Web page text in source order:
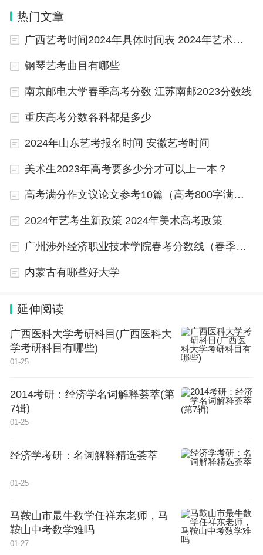
高考是要考体育的，但是否会纳入高考成绩还需要根
据国家相关政策而定。现在很多地区都会有体育会
者体育类考生，在会考上只要合格就可以了。
相关地区出台政策：
科目考试方案（2021年修订）》（下称方案）确
定，自2022年起，调整中考体育科目考试方式为必
考体育总分也将于2024年起增加至60分。
方案规定，必考项目是指考生必须参加的考试项目，
考试项目，最终得分＝必考项目得分＋选考项目得
分，计入学生中考总分。
其中2022-2023年体育科目考试分值总分为50分，必
考项目为男生1000米跑、女生800米跑，分值30分；
选考项目分值20分，三个项目分别是坐位体前屈、
一分钟跳绳、50米游泳。从2024年起，体育总分为6
值30分；选考项目为一分钟跳绳、50米游泳、足
球、篮球、排球，分值30分。
方案提出，从2025年起，建立每三年为一个周期的
动态调整机制，评分标准将视全省近三年总体考试成
绩的波动趋势予以适当调整，有效激发学生运动兴
热门文章
广西艺考时间2024年具体时间表 2024年艺术高考时间
钢琴艺考曲目有哪些
南京邮电大学春季高考分数 江苏南邮2023分数线
重庆高考分数各科都是多少
2024年山东艺考报名时间 安徽艺考时间
美术生2023年高考要多少分才可以上一本？
高考满分作文议论文参考10篇（高考800字满分作文参考(10篇)）
2024年艺考生新政策 2024年美术高考政策
广州涉外经济职业技术学院春考分数线（春季高考200分可以报哪所学校？）
内蒙古有哪些好大学
延伸阅读
广西医科大学考研科目(广西医科大
学考研科目有哪些)
01-25
2014考研：经济学名词解释荟萃(第
7辑)
01-25
经济学考研：名词解释精选荟萃
01-25
马鞍山市最牛数学任祥东老师，马
鞍山中考数学难吗
01-27